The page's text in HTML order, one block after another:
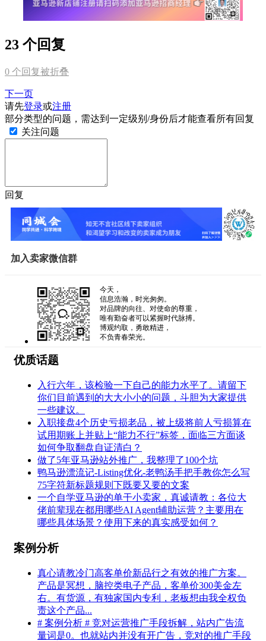
23 个回复
0 个回复被折叠
下一页
请先登录或注册
部分类型的问题，需达到一定级别/身份后才能查看所有回复
关注问题
回复
加入卖家微信群
今天，
信息浩瀚，时光匆匆。
对品牌的向往、对使命的尊重，
唯有勤奋者可以紧握时代脉搏。
博观约取，勇敢精进，
不负青春荣光。
优质话题
入行六年，该检验一下自己的能力水平了。请留下
你们目前遇到的大大小小的问题，斗胆为大家提供
一些建议。
入职接盘4个历史亏损老品，被上级将前人亏损算在
试用期账上并贴上“能力不行”标签，面临三方面谈
如何争取翻盘自证清白？
做了5年亚马逊站外推广，我整理了100个坑
鸭马逊漂流记-Listing优化-老鸭汤手把手教你怎么写
75字符新标题规则下既要又要的文案
一个自学亚马逊的单干小卖家，真诚请教：各位大
佬前辈现在都用哪些AI Agent辅助运营？主要用在
哪些具体场景？使用下来的真实感受如何？
案例分析
真心请教冷门高客单价新品行之有效的推广方案。
产品是冥想，脑控类电子产品，客单价300美金左
右。有货源，有独家国内专利，老板想由我全权负
责这个产品...
# 案例分析 # 竞对运营推广手段拆解，站内广告流
量词是0。也就站内并没有开广告，竞对的推广手段